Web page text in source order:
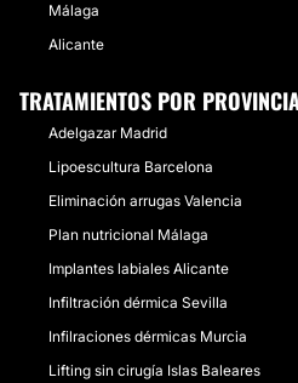
Málaga
Alicante
TRATAMIENTOS POR
Adelgazar Madrid
Lipoescultura Barcelona
Eliminación arrugas Valencia
Plan nutricional Málaga
Implantes labiales Alicante
Infiltración dérmica Sevilla
Infilraciones dérmicas Murcia
Lifting sin cirugía Islas Baleares